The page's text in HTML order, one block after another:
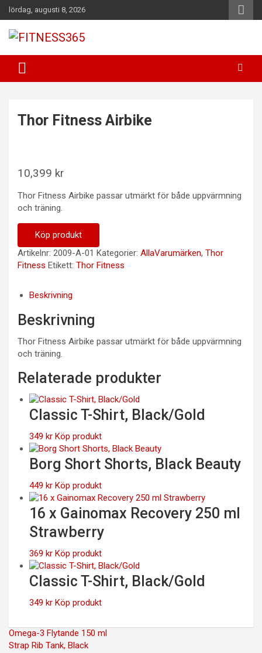
Hoppa
till
innehåll
lördag, augusti 8, 2026
FITNESS365
Thor Fitness Airbike
10,399 kr
Thor Fitness Airbike passar utmärkt för både uppvärmning
och träning.
Köp produkt
Artikelnr: 2009-A-01 Kategorier: AllaVarumärken, Thor
Fitness Etikett: Thor Fitness
Beskrivning
Beskrivning
Thor Fitness Airbike passar utmärkt för både uppvärmning
och träning.
Relaterade produkter
Classic T-Shirt, Black/Gold
349 kr Köp produkt
Borg Short Shorts, Black Beauty
449 kr Köp produkt
16 x Gainomax Recovery 250 ml
Strawberry
369 kr Köp produkt
Classic T-Shirt, Black/Gold
349 kr Köp produkt
Inläggsnavigering
Omega-3 Flytande 150 ml
Strap Rib Tank, Black